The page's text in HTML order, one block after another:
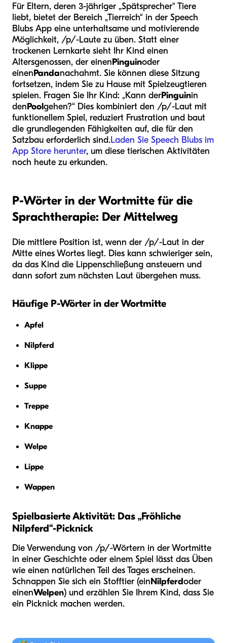
Für Eltern, deren 3-jähriger „Spätsprecher“ Tiere
liebt, bietet der Bereich „Tierreich“ in der Speech
Blubs App eine unterhaltsame und motivierende
Möglichkeit, /p/-Laute zu üben. Statt einer
trockenen Lernkarte sieht Ihr Kind einen
Altersgenossen, der einenPinguinoder
einenPandanachahmt. Sie können diese Sitzung
fortsetzen, indem Sie zu Hause mit Spielzeugtieren
spielen. Fragen Sie Ihr Kind: „Kann derPinguinin
denPoolgehen?“ Dies kombiniert den /p/-Laut mit
funktionellem Spiel, reduziert Frustration und baut
die grundlegenden Fähigkeiten auf, die für den
Satzbau erforderlich sind.Laden Sie Speech Blubs im
App Store herunter, um diese tierischen Aktivitäten
noch heute zu erkunden.
P-Wörter in der Wortmitte für die
Sprachtherapie: Der Mittelweg
Die mittlere Position ist, wenn der /p/-Laut in der
Mitte eines Wortes liegt. Dies kann schwieriger sein,
da das Kind die Lippenschließung ansteuern und
dann sofort zum nächsten Laut übergehen muss.
Häufige P-Wörter in der Wortmitte
Apfel
Nilpferd
Klippe
Suppe
Treppe
Knappe
Welpe
Lippe
Wappen
Spielbasierte Aktivität: Das „Fröhliche
Nilpferd“-Picknick
Die Verwendung von /p/-Wörtern in der Wortmitte
in einer Geschichte oder einem Spiel lässt das Üben
wie einen natürlichen Teil des Tages erscheinen.
Schnappen Sie sich ein Stofftier (einNilpferdoder
einenWelpen) und erzählen Sie Ihrem Kind, dass Sie
ein Picknick machen werden.